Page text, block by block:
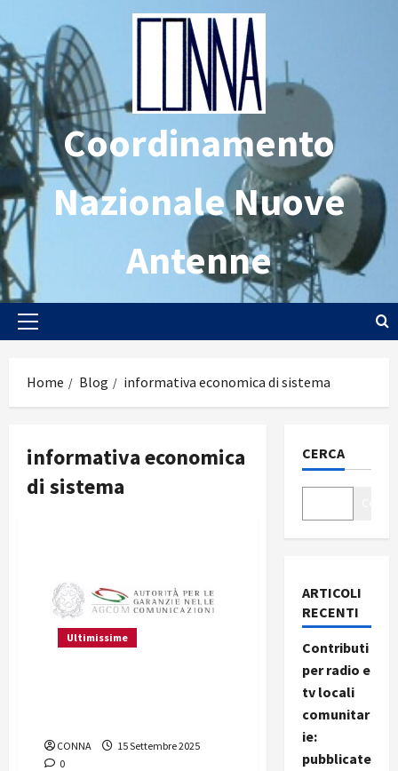
al
contenuto
Coordinamento
Nazionale Nuove
Antenne
Menu
Home Blog informativa economica di sistema
informativa economica
di sistema
Ultimissime
CONNA
15 Settembre 2025
0
CERCA
ARTICOLI
RECENTI
Contributi
per radio e
tv locali
comunitar
ie:
pubblicate